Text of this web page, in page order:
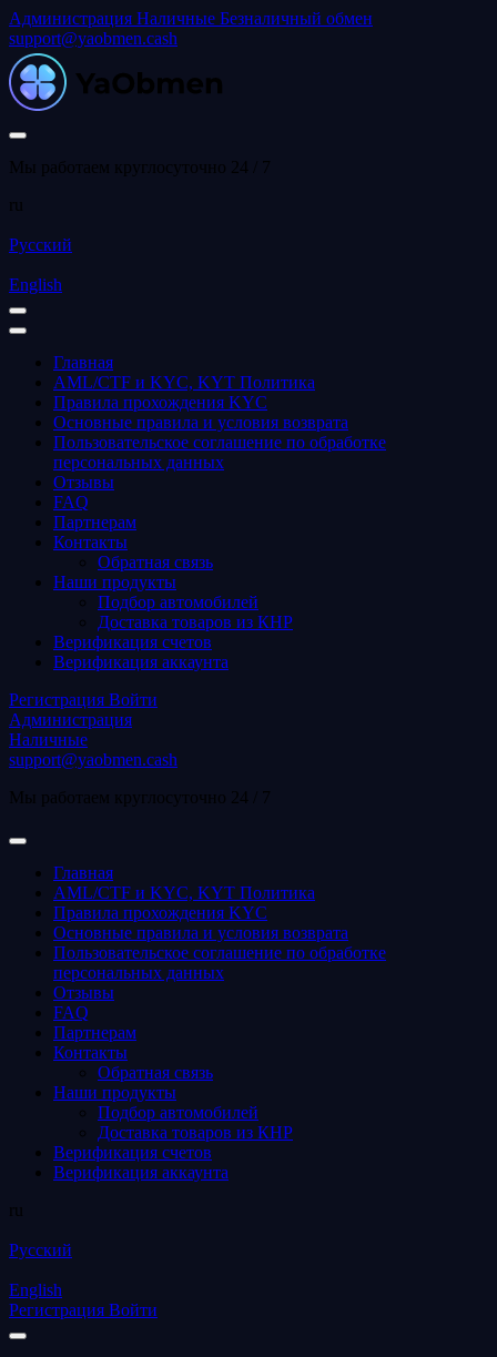
Администрация Наличные Безналичный обмен
support@yaobmen.cash
Мы работаем круглосуточно 24 / 7
ru
Русский
English
Главная
AML/CTF и KYC, KYT Политика
Правила прохождения KYC
Основные правила и условия возврата
Пользовательское соглашение по обработке
персональных данных
Отзывы
FAQ
Партнерам
Контакты
Обратная связь
Наши продукты
Подбор автомобилей
Доставка товаров из КНР
Верификация счетов
Верификация аккаунта
Регистрация Войти
Администрация
Наличные
support@yaobmen.cash
Мы работаем круглосуточно 24 / 7
Главная
AML/CTF и KYC, KYT Политика
Правила прохождения KYC
Основные правила и условия возврата
Пользовательское соглашение по обработке
персональных данных
Отзывы
FAQ
Партнерам
Контакты
Обратная связь
Наши продукты
Подбор автомобилей
Доставка товаров из КНР
Верификация счетов
Верификация аккаунта
ru
Русский
English
Регистрация Войти